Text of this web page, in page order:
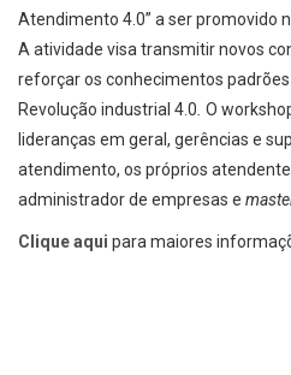
Atendimento 4.0” a ser promovido
A atividade visa transmitir novos
reforçar os conhecimentos
Revolução industrial 4.0 O
lideranças em geral, gerências e
atendimento, os próprios
administrador de empresas e
Clique aqui para maiores